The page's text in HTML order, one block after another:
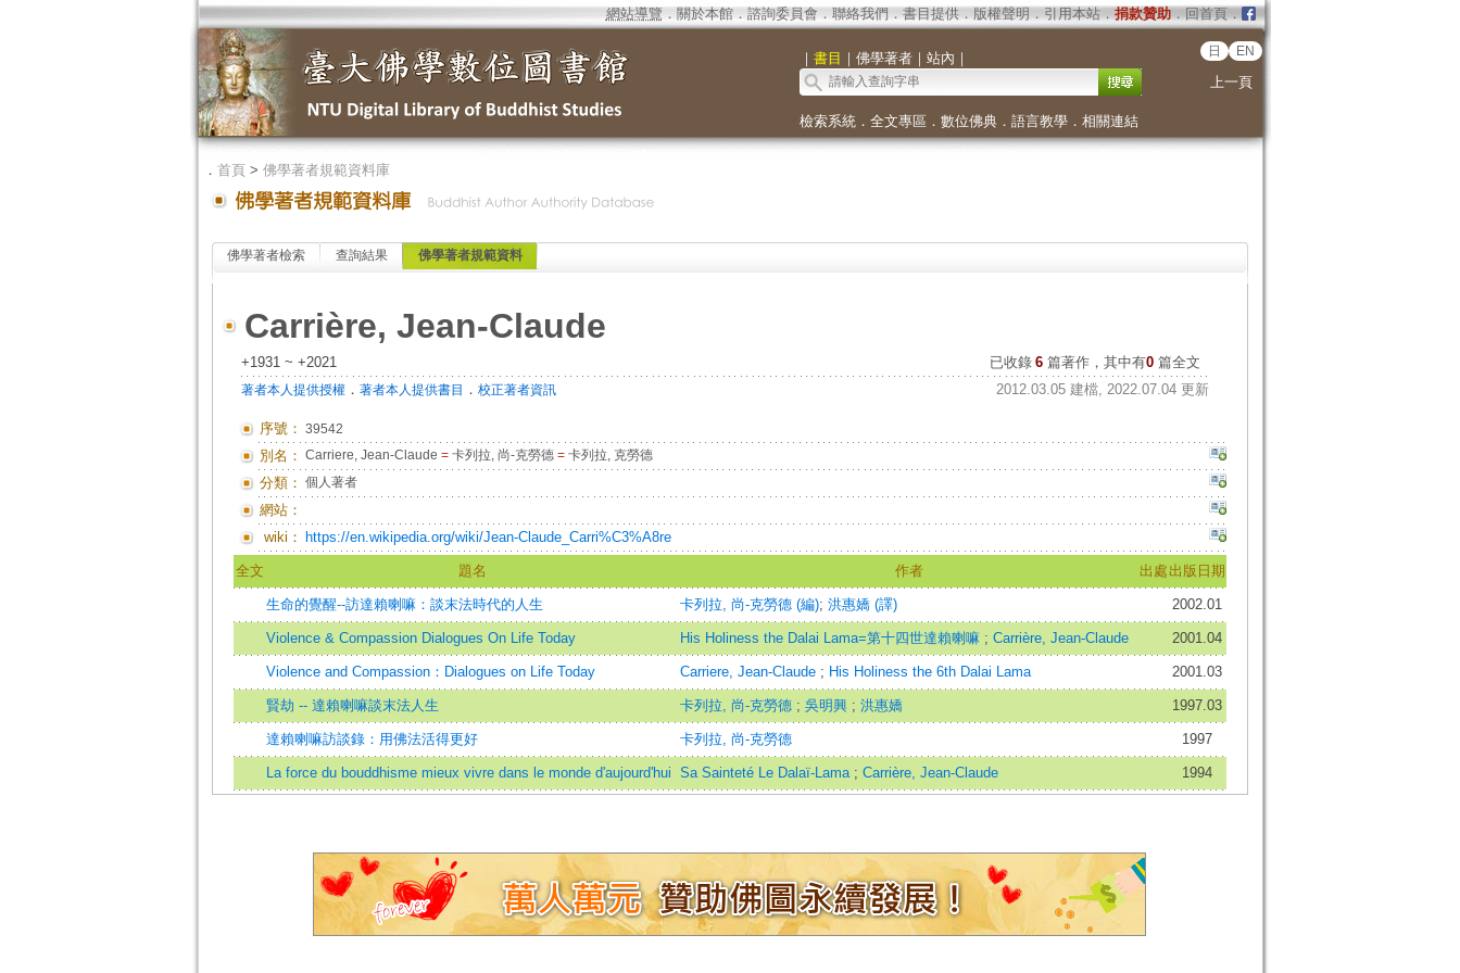
網站導覽 ． 關於本館． 諮詢委員會． 聯絡我們 ． 書目提供． 版權聲明 ． 引用本站． 捐款贊助．回首頁．
｜ 書目 ｜ 佛學著者｜ 站內 ｜ 日 EN
上一頁
檢索系統． 全文專區 ． 數位佛典． 語言教學． 相關連結
． 首頁> 佛學著者規範資料庫
佛學著者檢索 查詢結果 佛學著者規範資料
Carrière, Jean-Claude
+1931 ~ +2021 已收錄 6 篇著作，其中有0篇全文
著者本人提供授權． 著者本人提供書目 ． 校正著者資訊 2012.03.05 建檔, 2022.07.04 更新
序號： 39542
別名： Carriere, Jean-Claude =卡列拉, 尚-克勞德 =卡列拉, 克勞德
分類： 個人著者
網站：
wiki：
https://en.wikipedia.org/wiki/Jean-Claude_Carri%C3%A8re
全文 題名 作者 出處 出版日期
生命的覺醒--訪達賴喇嘛：談末法時代的人生 卡列拉, 尚-克勞德 (編); 洪惠嬌 (譯) 2002.01
Violence & Compassion Dialogues On Life Today His Holiness the Dalai Lama=第十四世達賴喇嘛 ; Carrière, Jean-Claude 2001.04
Violence and Compassion：Dialogues on Life Today Carriere, Jean-Claude ; His Holiness the 6th Dalai Lama 2001.03
賢劫 -- 達賴喇嘛談末法人生 卡列拉, 尚-克勞德 ; 吳明興 ; 洪惠嬌 1997.03
達賴喇嘛訪談錄：用佛法活得更好 卡列拉, 尚-克勞德 1997
La force du bouddhisme mieux vivre dans le monde d'aujourd'hui Sa Sainteté Le Dalaï-Lama ; Carrière, Jean-Claude 1994